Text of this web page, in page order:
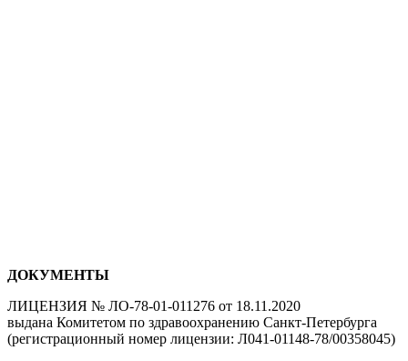
ДОКУМЕНТЫ
ЛИЦЕНЗИЯ № ЛО-78-01-011276 от 18.11.2020
выдана Комитетом по здравоохранению Санкт-Петербурга
(регистрационный номер лицензии: Л041-01148-78/00358045)